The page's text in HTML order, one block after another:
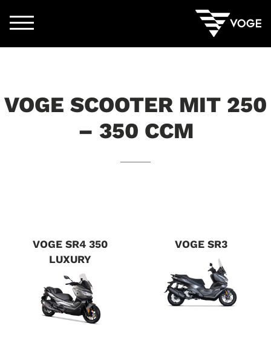
VOGE SCOOTER MIT 250
– 350 CCM
VOGE SR4 350
LUXURY
VOGE SR3